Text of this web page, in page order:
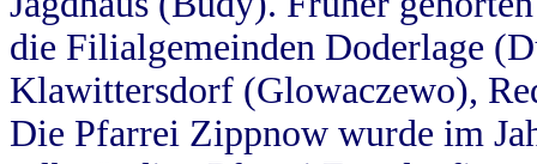
die Filialgemeinden Doderlage
Klawittersdorf (Glowaczewo),
Die Pfarrei Zippnow wurde im